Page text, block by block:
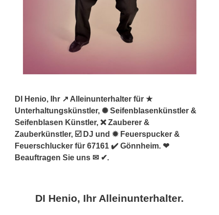
DI Henio, Ihr ↗️ Alleinunterhalter für ★
Unterhaltungskünstler, ✺ Seifenblasenkünstler &
Seifenblasen Künstler, ❌ Zauberer &
Zauberkünstler, ☑️ DJ und ✹ Feuerspucker &
Feuerschlucker für 67161 ✔️ Gönnheim. ❤
Beauftragen Sie uns ✉ ✔.
DI Henio, Ihr Alleinunterhalter.